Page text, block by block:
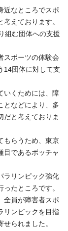
近なところでスポ
えております。
組む団体への支援
スポーツの体験会
14団体に対して支
いくためには、障
となどにより、多
だと考えておりま
もらうため、東京
目であるボッチャ
ラリンピック強化
たところです。
全員が障害者スポ
リンピックを目指
られました。